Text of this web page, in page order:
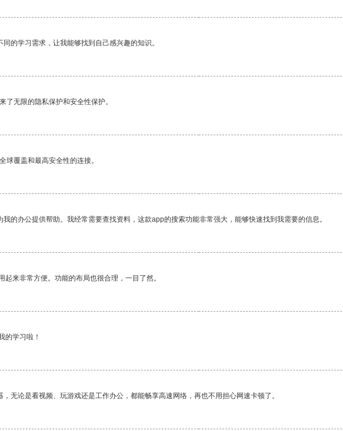
的学习需求，让我能够找到自己感兴趣的知识。
了无限的隐私保护和安全性保护。
球覆盖和最高安全性的连接。
的办公提供帮助。我经常需要查找资料，这款app的搜索功能非常强大，能够快速找到我需要的信息。
来非常方便。功能的布局也很合理，一目了然。
的学习啦！
无论是看视频、玩游戏还是工作办公，都能畅享高速网络，再也不用担心网速卡顿了。